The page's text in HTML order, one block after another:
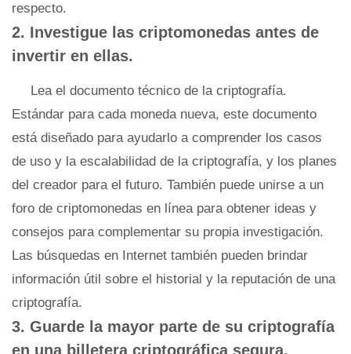
respecto.
2. Investigue las criptomonedas antes de
invertir en ellas.
Lea el documento técnico de la criptografía.
Estándar para cada moneda nueva, este documento
está diseñado para ayudarlo a comprender los casos
de uso y la escalabilidad de la criptografía, y los planes
del creador para el futuro. También puede unirse a un
foro de criptomonedas en línea para obtener ideas y
consejos para complementar su propia investigación.
Las búsquedas en Internet también pueden brindar
información útil sobre el historial y la reputación de una
criptografía.
3. Guarde la mayor parte de su criptografía
en una billetera criptográfica segura.